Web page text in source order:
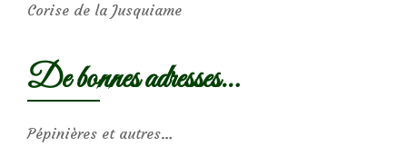
Corise de la Jusquiame
De bonnes adresses…
Pépinières et autres…